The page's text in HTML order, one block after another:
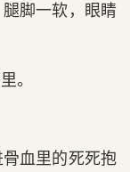
脚一软，眼睛
。
血里的死死抱